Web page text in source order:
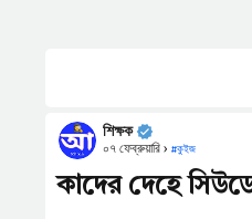
শিক্ষক
০৭ ফেব্রুয়ারি › #কুইজ
কাদের দেহে